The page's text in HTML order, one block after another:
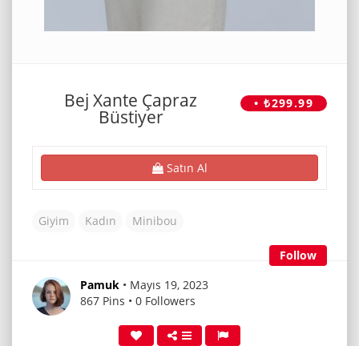
• ₺299.99
Bej Xante Çapraz
Büstiyer
Satın Al
Giyim Kadın Minibou
Follow
Pamuk • Mayıs 19, 2023
867 Pins • 0 Followers